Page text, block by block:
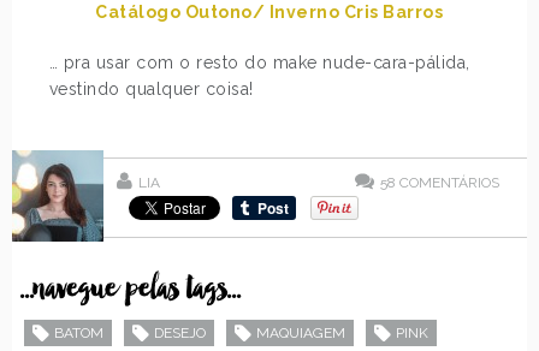
Catálogo Outono/ Inverno Cris Barros
… pra usar com o resto do make nude-cara-pálida,
vestindo qualquer coisa!
LIA 58 COMENTÁRIOS
...navegue pelas tags...
BATOM DESEJO MAQUIAGEM PINK